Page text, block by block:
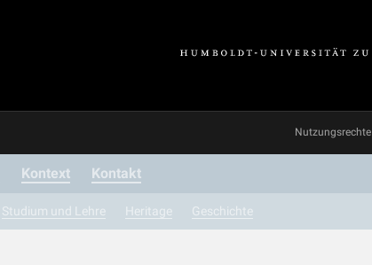
Nutzungsrechte
Kontext Kontakt
Studium und Lehre Heritage Geschichte